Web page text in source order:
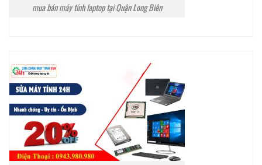
mua bán máy tính laptop tại Quận Long Biên